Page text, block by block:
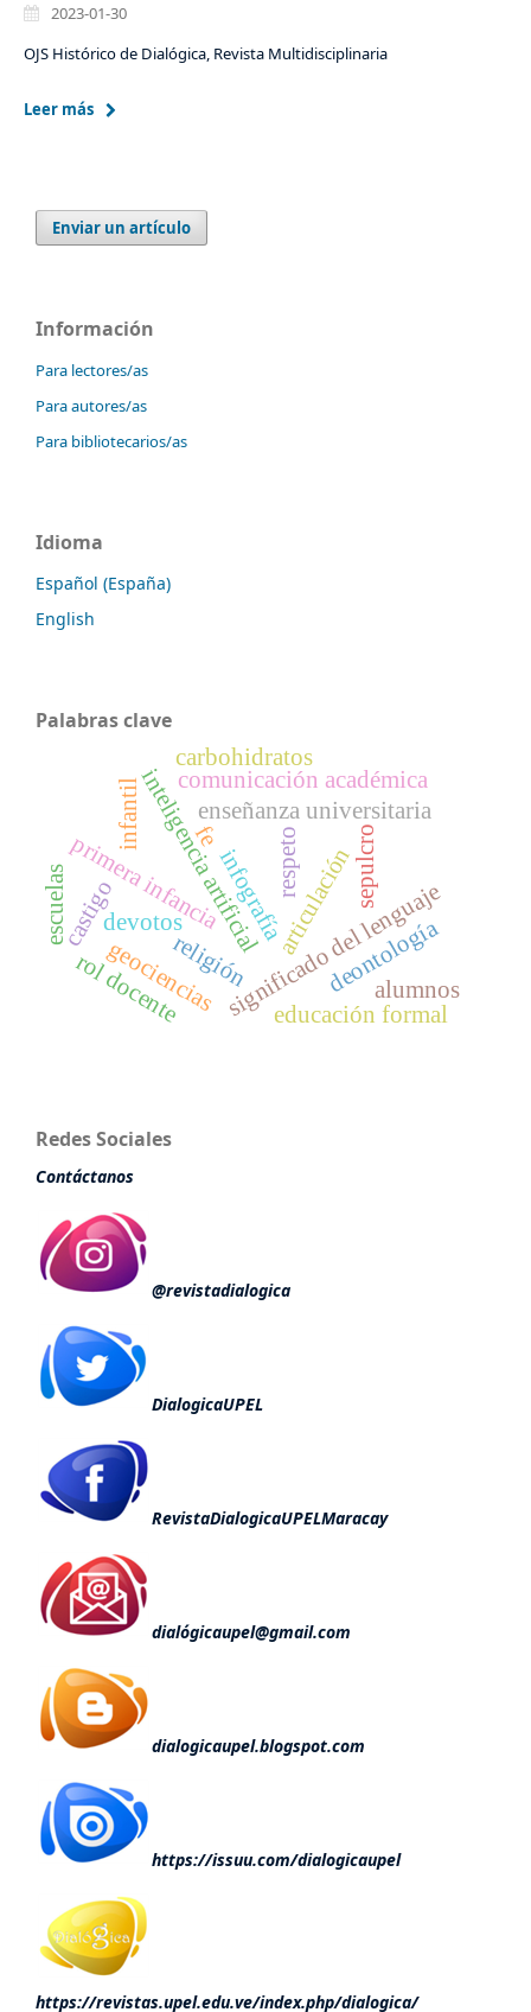
2023-01-30
OJS Histórico de Dialógica, Revista Multidisciplinaria
Leer más
Enviar un artículo
Información
Para lectores/as
Para autores/as
Para bibliotecarios/as
Idioma
Español (España)
English
Palabras clave
inteligencia artificialenseñanza universitaria
primera infancia articulación
significado del lenguaje
fe
devotos
sepulcro
geociencias
comunicación académica
educación formal
respeto
deontología
castigo
religión
infantil
carbohidratos
infografía
alumnos
escuelas
rol docente
Redes Sociales
Contáctanos
@revistadialogica
DialogicaUPEL
RevistaDialogicaUPELMaracay
dialógicaupel@gmail.com
dialogicaupel.blogspot.com
https://issuu.com/dialogicaupel
https://revistas.upel.edu.ve/index.php/dialogica/